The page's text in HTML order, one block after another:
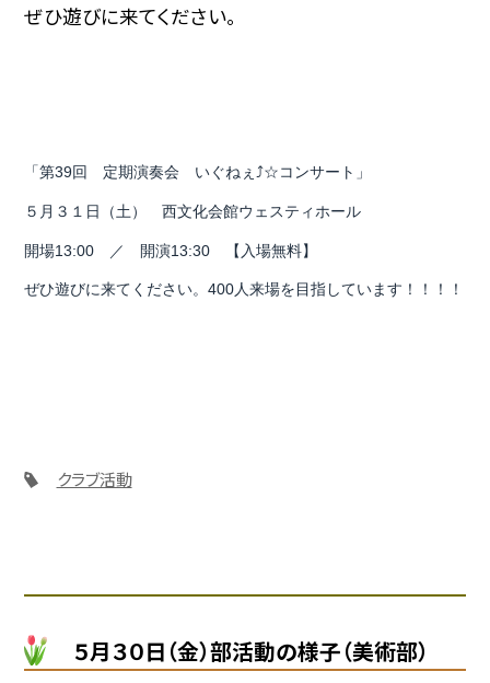
ぜひ遊びに来てください。
「第39回 定期演奏会 いぐねぇ⤴☆コンサート」
５月３１日（土） 西文化会館ウェスティホール
開場13:00 ／ 開演13:30 【入場無料】
ぜひ遊びに来てください。400人来場を目指しています！！！！
クラブ活動
５月３０日（金）部活動の様子（美術部）